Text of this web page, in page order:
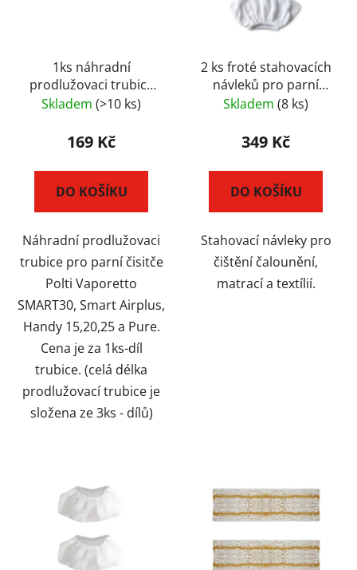
1ks náhradní
prodlužovaci trubice
pro parní čističe Polti
Handy
Skladem (>10 ks)
169 Kč
DO KOŠÍKU
Náhradní prodlužovaci
trubice pro parní čisitče
Polti Vaporetto
SMART30, Smart Airplus,
Handy 15,20,25 a Pure.
Cena je za 1ks-díl
trubice. (celá délka
prodlužovací trubice je
složena ze 3ks - dílů)
2 ks froté stahovacích
návleků pro parní
vysavače Polti
Skladem (8 ks)
349 Kč
DO KOŠÍKU
Stahovací návleky pro
čištění čalounění,
matrací a textílií.